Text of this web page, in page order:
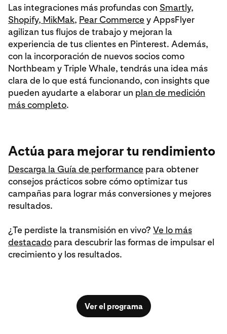
Las integraciones más profundas con Smartly,
Shopify, MikMak, Pear Commerce y AppsFlyer
agilizan tus flujos de trabajo y mejoran la
experiencia de tus clientes en Pinterest. Además,
con la incorporación de nuevos socios como
Northbeam y Triple Whale, tendrás una idea más
clara de lo que está funcionando, con insights que
pueden ayudarte a elaborar un plan de medición
más completo.
Actúa para mejorar tu rendimiento
Descarga la Guía de performance para obtener
consejos prácticos sobre cómo optimizar tus
campañas para lograr más conversiones y mejores
resultados.
¿Te perdiste la transmisión en vivo? Ve lo más
destacado para descubrir las formas de impulsar el
crecimiento y los resultados.
Ver el programa